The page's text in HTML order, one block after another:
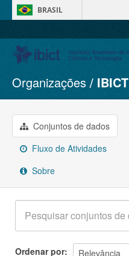
BRASIL
Conjuntos de dados
Organizações
Grupos
Sobre
Organizações IBICT
Conjuntos de dados
Fluxo de Atividades
Sobre
Ordenar por